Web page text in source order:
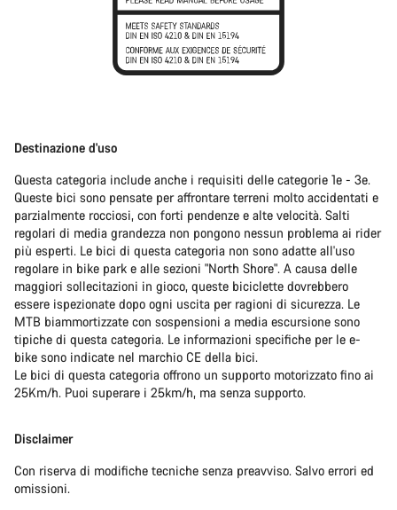
Destinazione d'uso
Questa categoria include anche i requisiti delle categorie 1e - 3e.
Queste bici sono pensate per affrontare terreni molto accidentati e
parzialmente rocciosi, con forti pendenze e alte velocità. Salti
regolari di media grandezza non pongono nessun problema ai rider
più esperti. Le bici di questa categoria non sono adatte all'uso
regolare in bike park e alle sezioni "North Shore". A causa delle
maggiori sollecitazioni in gioco, queste biciclette dovrebbero
essere ispezionate dopo ogni uscita per ragioni di sicurezza. Le
MTB biammortizzate con sospensioni a media escursione sono
tipiche di questa categoria. Le informazioni specifiche per le e-
bike sono indicate nel marchio CE della bici.
Le bici di questa categoria offrono un supporto motorizzato fino ai
25Km/h. Puoi superare i 25km/h, ma senza supporto.
Disclaimer
Con riserva di modifiche tecniche senza preavviso. Salvo errori ed
omissioni.